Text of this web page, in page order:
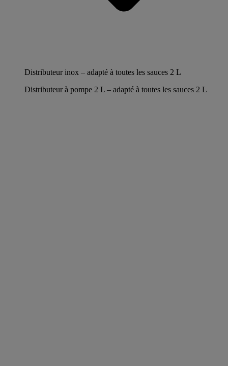
Distributeur inox – adapté à toutes les sauces 2 L
Distributeur à pompe 2 L – adapté à toutes les sauces 2 L